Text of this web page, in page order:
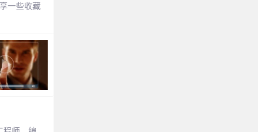
一些收藏